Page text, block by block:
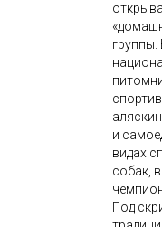
группы.
и
видах
собак,
Под